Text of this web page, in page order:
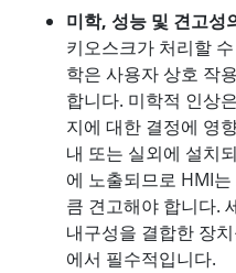
미학, 성능 및 견고성
키오스크가 처리할
학은 사용자 상호 작
합니다. 미학적 인상
지에 대한 결정에 영
내 또는 실외에 설치
에 노출되므로 HMI
큼 견고해야 합니다.
내구성을 결합한 장
에서 필수적입니다.